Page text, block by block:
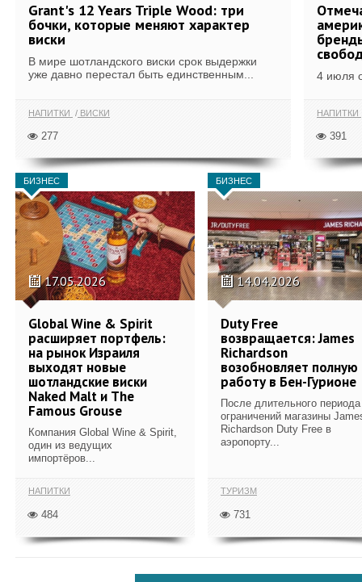
Grant's 12 Years Triple Wood: три
бочки, которые меняют характер
виски
В мире шотландского виски срок выдержки
уже давно перестал быть единственным...
НАПИТКИ ВИСКИ
277
4 июля
НАПИТКИ
391
БИЗНЕС
17.05.2026
Global Wine & Spirit
расширяет портфель:
на рынок Израиля
выходят новые
шотландские виски
Naked Malt и The
Famous Grouse
Компания Global Wine & Spirit,
один из ведущих
импортёров...
НАПИТКИ
484
БИЗНЕС
14.04.2026
Duty Free
возвращается: James
Richardson
возобновляет полную
работу в Бен-Гурионе
После длительного периода
ограничений магазины
Richardson Duty Free в
аэропорту...
ТУРИЗМ
731